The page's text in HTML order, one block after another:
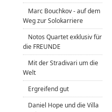
Marc Bouchkov - auf dem
Weg zur Solokarriere
Notos Quartet exklusiv für
die FREUNDE
Mit der Stradivari um die
Welt
Ergreifend gut
Daniel Hope und die Villa